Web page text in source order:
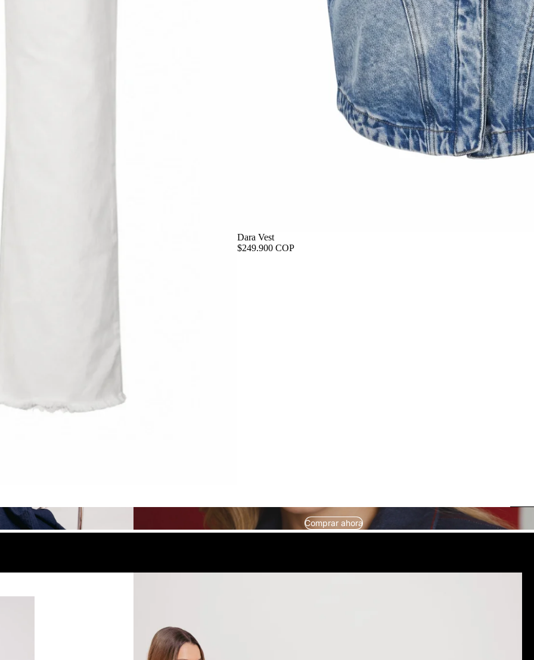
Dara Vest
$249.900 COP
Comprar ahora